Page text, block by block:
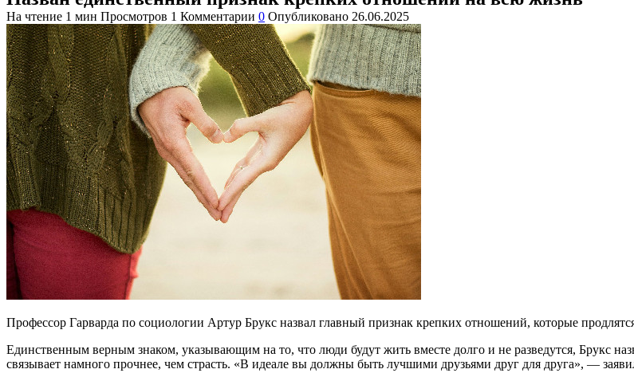
На чтение 1 мин Просмотров 1 Комментарии 0 Опубликовано 26.06.2025
Профессор Гарварда по социологии Артур Брукс назвал главный признак крепких отношений, которые
Единственным верным знаком, указывающим на то, что люди будут жить вместе долго и не разведутся, Брукс
связывает намного прочнее, чем страсть. «В идеале вы должны быть лучшими друзьями друг для друга», —